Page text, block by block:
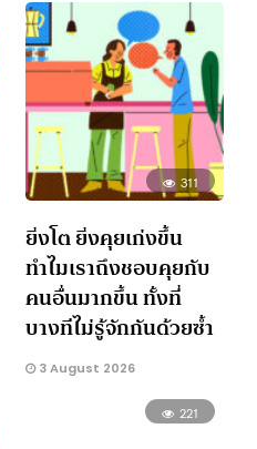
311
ยิ่งโต ยิ่งคุยเก่งขึ้น
ทำไมเราถึงชอบคุยกับ
คนอื่นมากขึ้น ทั้งที่
บางทีไม่รู้จักกันด้วยซ้ำ
3 August 2026
221